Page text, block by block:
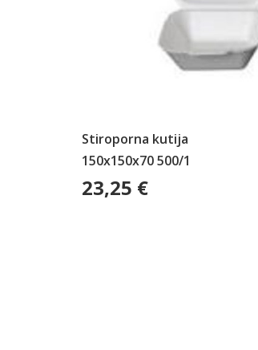
Stiroporna kutija
150x150x70 500/1
23,25 €